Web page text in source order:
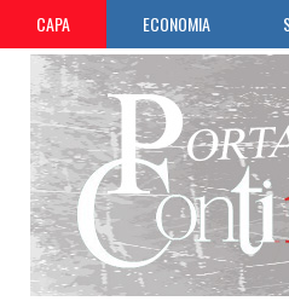
CAPA ECONOMIA